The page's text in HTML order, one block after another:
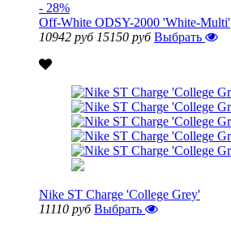
- 28%
Off-White ODSY-2000 'White-Multi'
10942 руб 15150 руб Выбрать
Nike ST Charge 'College Grey'
11110 руб Выбрать